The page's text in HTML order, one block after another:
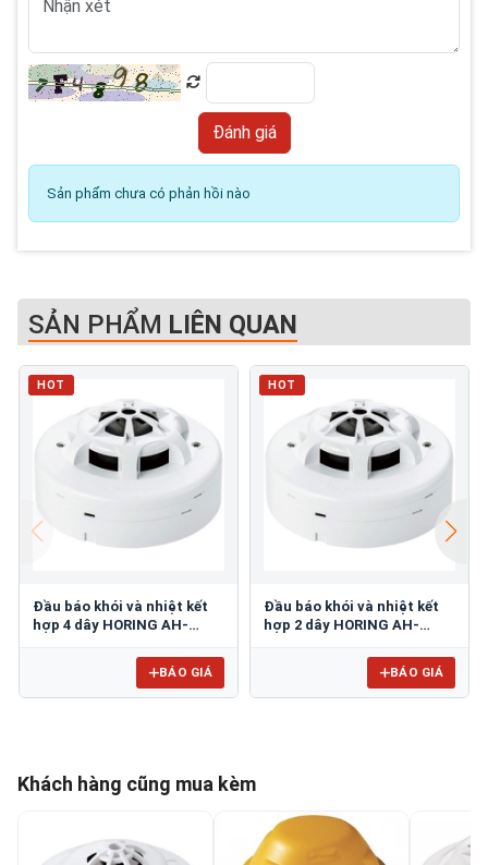
Sản phẩm chưa có phản hồi nào
SẢN PHẨM LIÊN QUAN
HOT
Đầu báo khói và nhiệt kết
hợp 4 dây HORING AH-
BÁO GIÁ
HOT
Đầu báo khói và nhiệt kết
hợp 2 dây HORING AH-
BÁO GIÁ
Khách hàng cũng mua kèm